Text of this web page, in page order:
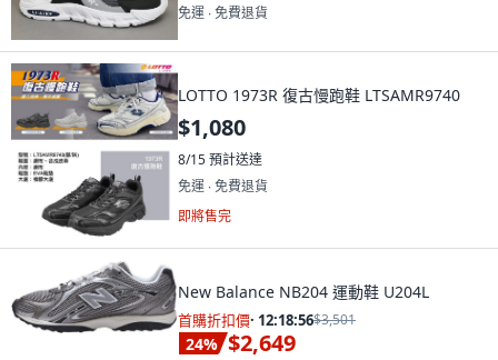
免運 ∙ 免費退貨
LOTTO 1973R 復古慢跑鞋 LTSAMR9740
$1,080
8/15預計送達
免運 ∙ 免費退貨
即將售完
New Balance NB204 運動鞋 U204L
首購折扣價· 12:18:55$3,501
24% $2,649